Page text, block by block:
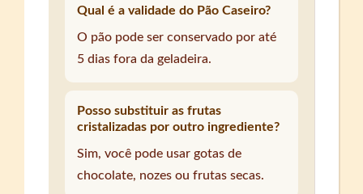
Qual é a validade do Pão Caseiro?
O pão pode ser conservado por até
5 dias fora da geladeira.
Posso substituir as frutas
cristalizadas por outro ingrediente?
Sim, você pode usar gotas de
chocolate, nozes ou frutas secas.